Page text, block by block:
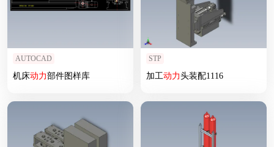
AUTOCAD
机床动力部件图样库
STP
加工动力头装配1116